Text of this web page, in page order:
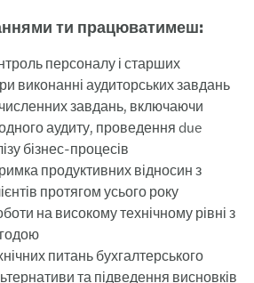
ти працюватимеш:
персоналу і старших
виконанні аудиторських завдань
завдань, включаючи
аудиту, проведення due
бізнес-процесів
продуктивних відносин з
протягом усього року
на високому технічному рівні з
питань бухгалтерського
та підведення висновків